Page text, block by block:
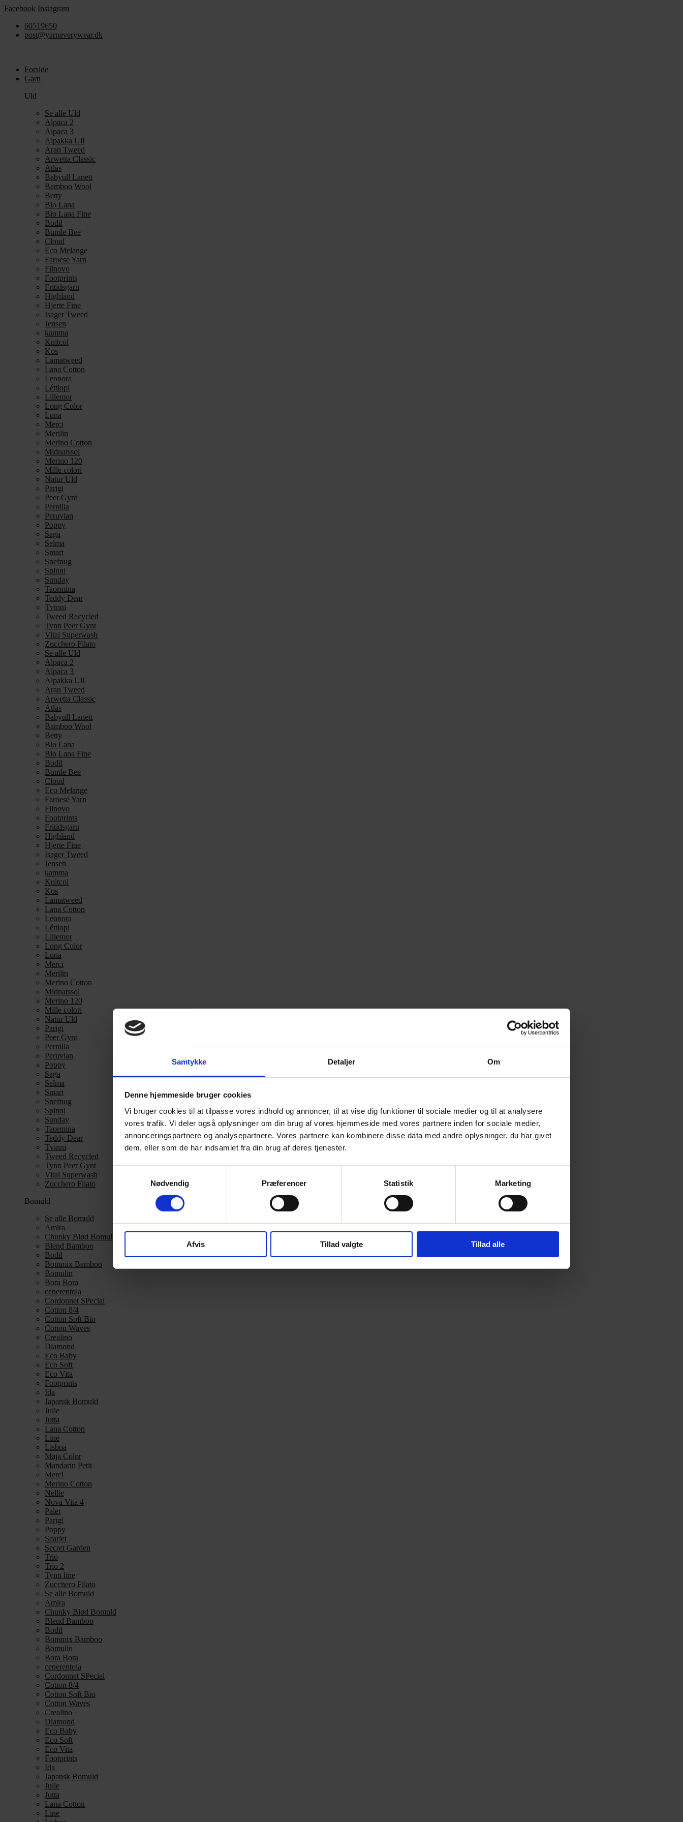
Samtykke Detaljer Om
Denne hjemmeside bruger cookies
Vi bruger cookies til at tilpasse vores indhold og annoncer, til at vise dig funktioner til sociale medier og til at analysere
vores trafik. Vi deler også oplysninger om din brug af vores hjemmeside med vores partnere inden for sociale medier,
annonceringspartnere og analysepartnere. Vores partnere kan kombinere disse data med andre oplysninger, du har givet
dem, eller som de har indsamlet fra din brug af deres tjenester.
Nødvendig
Præferencer Statistik Marketing
Afvis Tillad valgte Tillad alle
Videre
indhold
Facebook Instagram
60519650
post@yarneverywear.dk
Forside
Garn
Uld
Se alle Uld
Alpaca 2
Alpaca 3
Alpakka Ull
Aran Tweed
Arwetta Classic
Atlas
Babyull Lanett
Bamboo Wool
Betty
Bio Lana
Bio Lana Fine
Bodil
Bumle Bee
Cloud
Eco Melange
Faroese Yarn
Filnovo
Footprints
Fritidsgarn
Highland
Hjerte Fine
Isager Tweed
Jensen
kamma
Knitcol
Kos
Lamatweed
Lana Cotton
Leonora
Léttlopi
Lillemor
Long Color
Luna
Merci
Merilin
Merino Cotton
Midnatssol
Merino 120
Mille colori
Natur Uld
Parigi
Peer Gynt
Pernilla
Peruvian
Poppy
Saga
Selma
Smart
Snefnug
Spinni
Sunday
Taormina
Teddy Dear
Tvinni
Tweed Recycled
Tynn Peer Gynt
Vital Superwash
Zucchero Filato
Se alle Uld
Alpaca 2
Alpaca 3
Alpakka Ull
Aran Tweed
Arwetta Classic
Atlas
Babyull Lanett
Bamboo Wool
Betty
Bio Lana
Bio Lana Fine
Bodil
Bumle Bee
Cloud
Eco Melange
Faroese Yarn
Filnovo
Footprints
Fritidsgarn
Highland
Hjerte Fine
Isager Tweed
Jensen
kamma
Knitcol
Kos
Lamatweed
Lana Cotton
Leonora
Léttlopi
Lillemor
Long Color
Luna
Merci
Merilin
Merino Cotton
Midnatssol
Merino 120
Mille colori
Natur Uld
Parigi
Peer Gynt
Pernilla
Peruvian
Poppy
Saga
Selma
Smart
Snefnug
Spinni
Sunday
Taormina
Teddy Dear
Tvinni
Tweed Recycled
Tynn Peer Gynt
Vital Superwash
Zucchero Filato
Bomuld
Se alle Bomuld
Amira
Chunky Blød Bomuld
Blend Bamboo
Bodil
Bommix Bamboo
Bomulin
Bora Bora
cenerentola
Cordonnet SPecial
Cotton 8/4
Cotton Soft Bio
Cotton Waves
Crealino
Diamond
Eco Baby
Eco Soft
Eco Vita
Footprints
Ida
Japansk Bomuld
Julie
Jutta
Lana Cotton
Line
Lisboa
Maja Color
Mandarin Petit
Merci
Merino Cotton
Nellie
Nova Vita 4
Palet
Parigi
Poppy
Scarlet
Secret Garden
Trio
Trio 2
Tynn line
Zucchero Filato
Se alle Bomuld
Amira
Chunky Blød Bomuld
Blend Bamboo
Bodil
Bommix Bamboo
Bomulin
Bora Bora
cenerentola
Cordonnet SPecial
Cotton 8/4
Cotton Soft Bio
Cotton Waves
Crealino
Diamond
Eco Baby
Eco Soft
Eco Vita
Footprints
Ida
Japansk Bomuld
Julie
Jutta
Lana Cotton
Line